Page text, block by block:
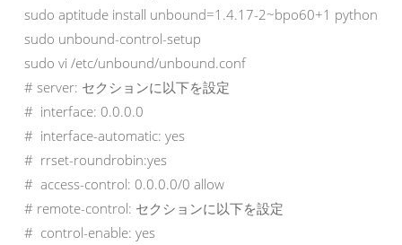
sudo aptitude install unbound=1.4.17-2~bpo60+1 python-
sudo unbound-control-setup
sudo vi /etc/unbound/unbound.conf
# server: セクションに以下を設定
#  interface: 0.0.0.0
#  interface-automatic: yes
#  rrset-roundrobin:yes
#  access-control: 0.0.0.0/0 allow
# remote-control: セクションに以下を設定
#  control-enable: yes